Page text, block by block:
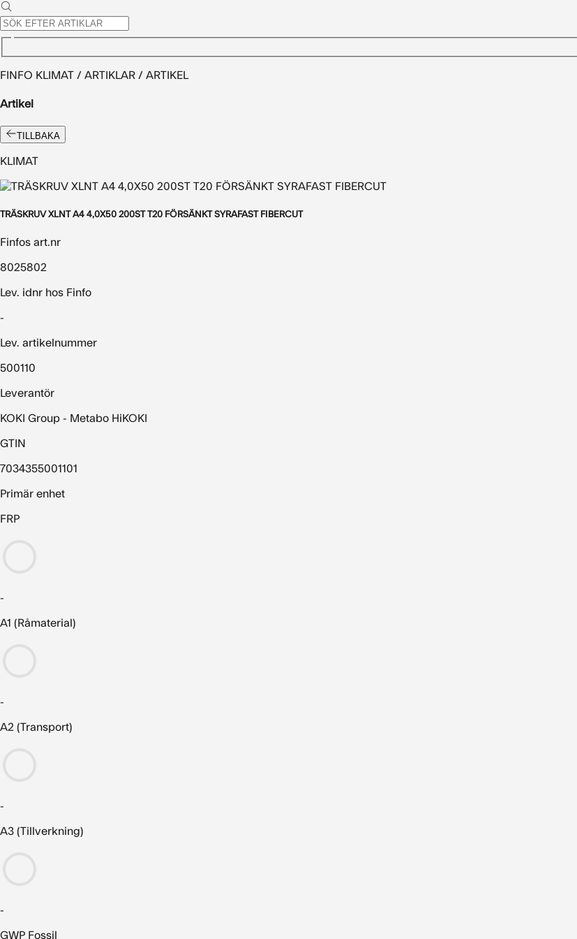
FINFO KLIMAT / ARTIKLAR / ARTIKEL
Artikel
TILLBAKA
KLIMAT
TRÄSKRUV XLNT A4 4,0X50 200ST T20 FÖRSÄNKT SYRAFAST FIBERCUT
Finfos art.nr
8025802
Lev. idnr hos Finfo
-
Lev. artikelnummer
500110
Leverantör
KOKI Group - Metabo HiKOKI
GTIN
7034355001101
Primär enhet
FRP
-
A1 (Råmaterial)
-
A2 (Transport)
-
A3 (Tillverkning)
-
GWP Fossil